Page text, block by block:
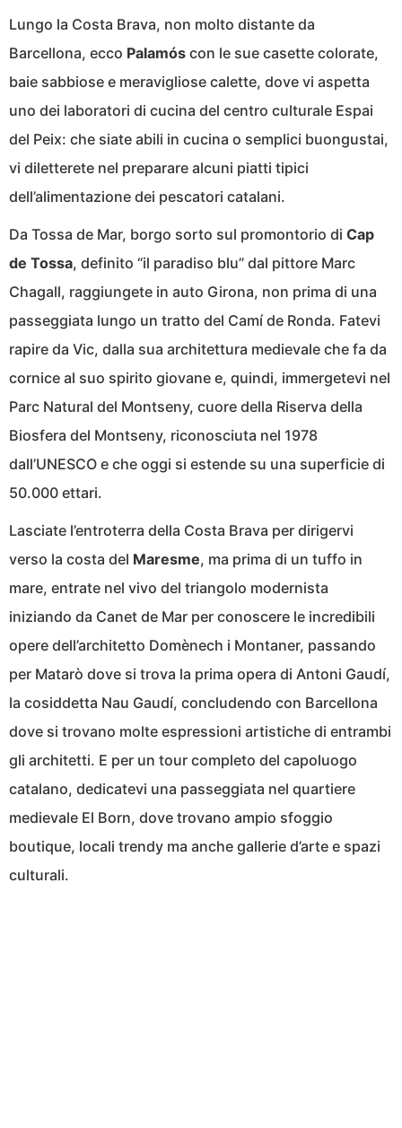
Lungo la Costa Brava, non molto distante da
Barcellona, ecco Palamós con le sue casette colorate,
baie sabbiose e meravigliose calette, dove vi aspetta
uno dei laboratori di cucina del centro culturale Espai
del Peix: che siate abili in cucina o semplici buongustai,
vi diletterete nel preparare alcuni piatti tipici
dell’alimentazione dei pescatori catalani.
Da Tossa de Mar, borgo sorto sul promontorio di Cap
de Tossa, definito “il paradiso blu” dal pittore Marc
Chagall, raggiungete in auto Girona, non prima di una
passeggiata lungo un tratto del Camí de Ronda. Fatevi
rapire da Vic, dalla sua architettura medievale che fa da
cornice al suo spirito giovane e, quindi, immergetevi nel
Parc Natural del Montseny, cuore della Riserva della
Biosfera del Montseny, riconosciuta nel 1978
dall’UNESCO e che oggi si estende su una superficie di
50.000 ettari.
Lasciate l’entroterra della Costa Brava per dirigervi
verso la costa del Maresme, ma prima di un tuffo in
mare, entrate nel vivo del triangolo modernista
iniziando da Canet de Mar per conoscere le incredibili
opere dell’architetto Domènech i Montaner, passando
per Matarò dove si trova la prima opera di Antoni Gaudí,
la cosiddetta Nau Gaudí, concludendo con Barcellona
dove si trovano molte espressioni artistiche di entrambi
gli architetti. E per un tour completo del capoluogo
catalano, dedicatevi una passeggiata nel quartiere
medievale El Born, dove trovano ampio sfoggio
boutique, locali trendy ma anche gallerie d’arte e spazi
culturali.